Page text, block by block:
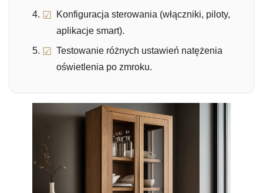
Konfiguracja sterowania (włączniki, piloty,
aplikacje smart).
Testowanie różnych ustawień natężenia
oświetlenia po zmroku.